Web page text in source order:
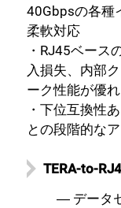
40Gbpsの各種
柔軟対応
・RJ45ベース
入損失、内部
ーク性能が優
・下位互換性
との段階的な
TERA-to-
― データ